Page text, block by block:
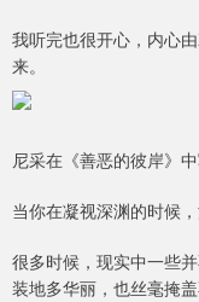
我听完也很开心，内心
来。
尼采在《善恶的彼岸》中
当你在凝视深渊的时候，
很多时候，现实中一些
装地多华丽，也丝毫掩